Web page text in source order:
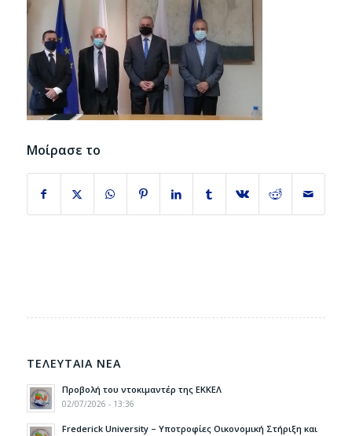
Μοίρασε το
ΤΕΛΕΥΤΑΙΑ ΝΕΑ
Προβολή του ντοκιμαντέρ της ΕΚΚΕΛ
02/07/2026 - 13:36
Frederick University – Υποτροφίες Οικονομική Στήριξη και